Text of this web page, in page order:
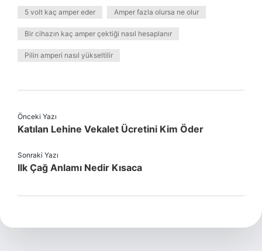
5 volt kaç amper eder Amper fazla olursa ne olur
Bir cihazın kaç amper çektiği nasıl hesaplanır
Pilin amperi nasıl yükseltilir
Önceki Yazı
Katılan Lehine Vekalet Ücretini Kim Öder
Sonraki Yazı
Ilk Çağ Anlamı Nedir Kısaca